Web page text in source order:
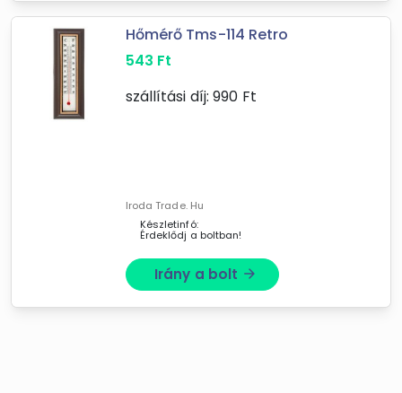
Medencebolt
XuPe.hu
Dobozrendelo.hu
Egészség-webshop
KütyüBazár.hu
Hőmérő Tms-114 Retro
543 Ft
szállítási díj: 990 Ft
Iroda Trade. Hu
Készletinfó:
Érdeklődj a boltban!
Irány a bolt arrow_forward